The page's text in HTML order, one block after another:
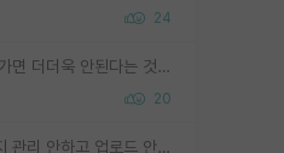
24
그런 곳에 석사를 가면 더더욱 안된다는 것을 깨달으시면 된겁니다!
20
그냥 랩실 홈페이지 관리 안하고 업로드 안한거 아님?